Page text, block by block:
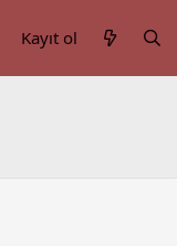
Kayıt ol